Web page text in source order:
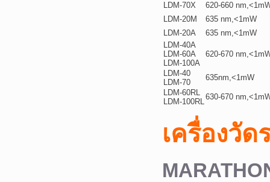
LDM-70X
620-660
LDM-20M
635 nm,<1mW
LDM-20A
635 nm,<1mW
LDM-40A
LDM-60A
LDM-100A
620-670
LDM-40
LDM-70
635nm,<1mW
LDM-60RL
LDM-100RL
630-670
เครื่องวัด